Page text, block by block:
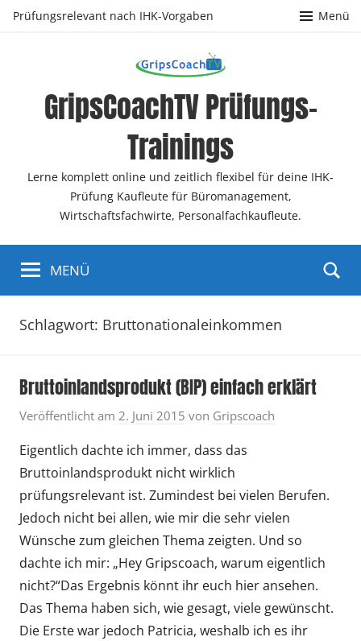
ZumPrüfungsrelevant nach IHK-Vorgaben Menü
GripsCoachTV Prüfungs-
Trainings
Lerne komplett online und zeitlich flexibel für deine IHK-
Prüfung Kaufleute für Büromanagement,
Wirtschaftsfachwirte, Personalfachkaufleute.
MENÜ
Schlagwort: Bruttonationaleinkommen
Bruttoinlandsprodukt (BIP) einfach erklärt
Veröffentlicht am 2. Juni 2015 von Gripscoach
Eigentlich dachte ich immer, dass das
Bruttoinlandsprodukt nicht wirklich
prüfungsrelevant ist. Zumindest bei vielen Berufen.
Jedoch nicht bei allen, wie mir die sehr vielen
Wünsche zum gleichen Thema zeigten. Und so
dachte ich mir: „Hey Gripscoach, warum eigentlich
nicht?“Das Ergebnis könnt ihr euch hier ansehen.
Das Thema haben sich, wie gesagt, viele gewünscht.
Die Erste war jedoch Patricia, weshalb ich es ihr